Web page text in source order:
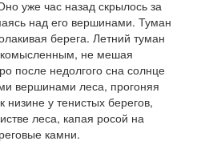
уже час назад скрылось за
над его вершинами. Туман
берега. Летний туман
не мешая
после недолгого сна солнце
вершинами леса, прогоняя
у тенистых берегов,
леса, капая росой на
камни.